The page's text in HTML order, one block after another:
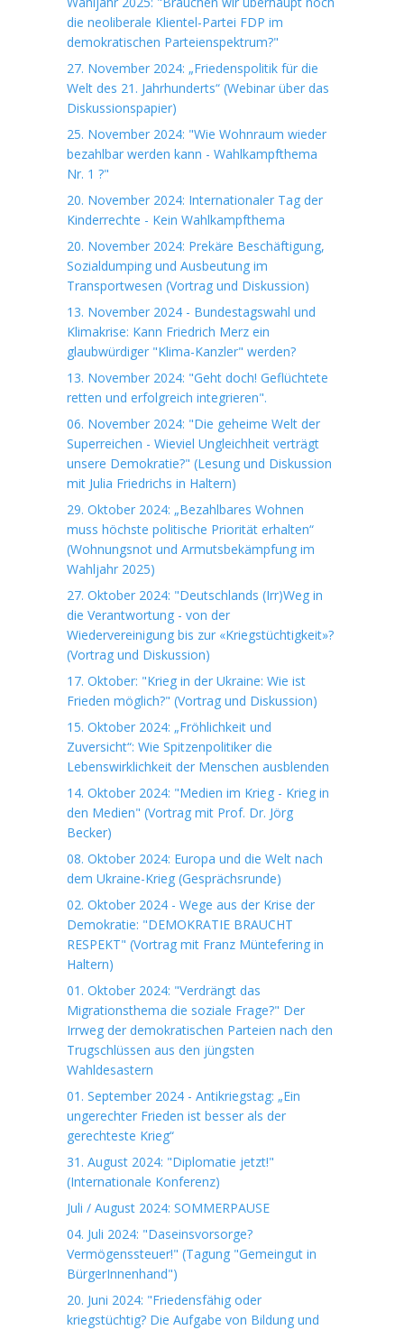
die neoliberale Klientel-Partei FDP im
demokratischen Parteienspektrum?"
27. November 2024: „Friedenspolitik für die
Welt des 21. Jahrhunderts“ (Webinar über das
Diskussionspapier)
25. November 2024: "Wie Wohnraum wieder
bezahlbar werden kann - Wahlkampfthema
Nr. 1 ?"
20. November 2024: Internationaler Tag der
Kinderrechte - Kein Wahlkampfthema
20. November 2024: Prekäre Beschäftigung,
Sozialdumping und Ausbeutung im
Transportwesen (Vortrag und Diskussion)
13. November 2024 - Bundestagswahl und
Klimakrise: Kann Friedrich Merz ein
glaubwürdiger "Klima-Kanzler" werden?
13. November 2024: "Geht doch! Geflüchtete
retten und erfolgreich integrieren".
06. November 2024: "Die geheime Welt der
Superreichen - Wieviel Ungleichheit verträgt
unsere Demokratie?" (Lesung und Diskussion
mit Julia Friedrichs in Haltern)
29. Oktober 2024: „Bezahlbares Wohnen
muss höchste politische Priorität erhalten“
(Wohnungsnot und Armutsbekämpfung im
Wahljahr 2025)
27. Oktober 2024: "Deutschlands (Irr)Weg in
die Verantwortung - von der
Wiedervereinigung bis zur «Kriegstüchtigkeit»?
(Vortrag und Diskussion)
17. Oktober: "Krieg in der Ukraine: Wie ist
Frieden möglich?" (Vortrag und Diskussion)
15. Oktober 2024: „Fröhlichkeit und
Zuversicht“: Wie Spitzenpolitiker die
Lebenswirklichkeit der Menschen ausblenden
14. Oktober 2024: "Medien im Krieg - Krieg in
den Medien" (Vortrag mit Prof. Dr. Jörg
Becker)
08. Oktober 2024: Europa und die Welt nach
dem Ukraine-Krieg (Gesprächsrunde)
02. Oktober 2024 - Wege aus der Krise der
Demokratie: "DEMOKRATIE BRAUCHT
RESPEKT" (Vortrag mit Franz Müntefering in
Haltern)
01. Oktober 2024: "Verdrängt das
Migrationsthema die soziale Frage?" Der
Irrweg der demokratischen Parteien nach den
Trugschlüssen aus den jüngsten
Wahldesastern
01. September 2024 - Antikriegstag: „Ein
ungerechter Frieden ist besser als der
gerechteste Krieg“
31. August 2024: "Diplomatie jetzt!"
(Internationale Konferenz)
Juli / August 2024: SOMMERPAUSE
04. Juli 2024: "Daseinsvorsorge?
Vermögenssteuer!" (Tagung "Gemeingut in
BürgerInnenhand")
20. Juni 2024: "Friedensfähig oder
kriegstüchtig? Die Aufgabe von Bildung und